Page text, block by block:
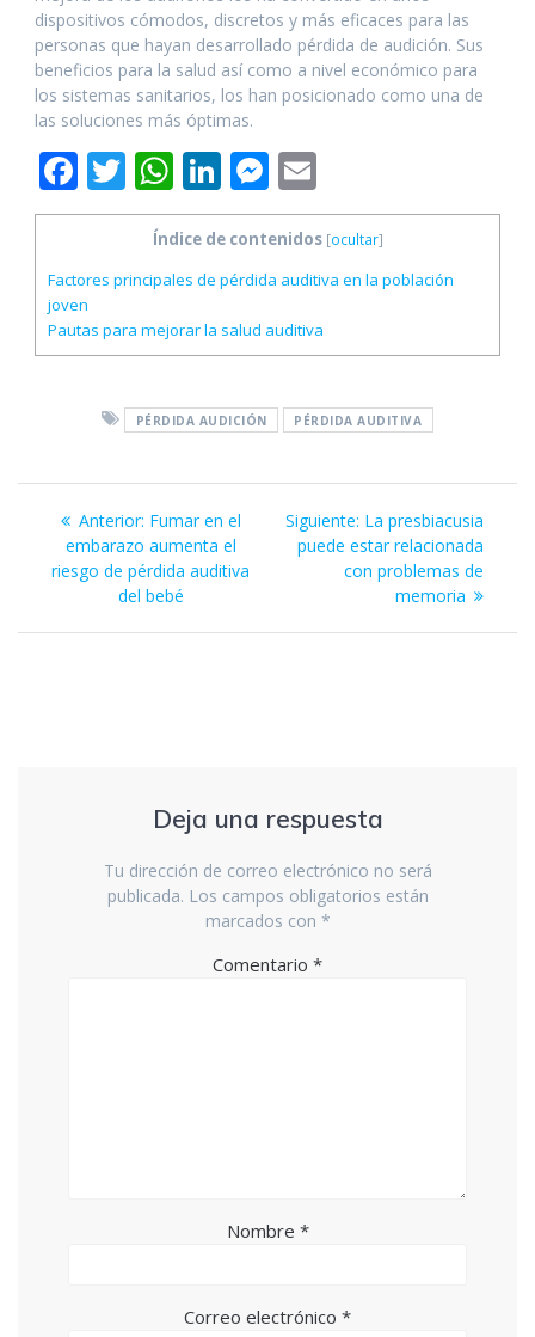
dispositivos cómodos, discretos y más eficaces para las
personas que hayan desarrollado pérdida de audición. Sus
beneficios para la salud así como a nivel económico para
los sistemas sanitarios, los han posicionado como una de
las soluciones más óptimas.
F
ac
b
o
o
T
w
itt
er
W
h
at
s
A
p
p
Li
n
k
e
dI
n
M
e
ss
e
n
g
er
m
ai
l
Índice de contenidos [ocultar]
Factores principales de pérdida auditiva en la población
joven
Pautas para mejorar la salud auditiva
PÉRDIDA AUDICIÓN PÉRDIDA AUDITIVA
Navegación
de
entradas
Anterior: Entrada
anterior:
Fumar en el
embarazo aumenta el
riesgo de pérdida auditiva
del bebé
Siguiente: Siguiente
entrada:
La presbiacusia
puede estar relacionada
con problemas de
memoria
Deja una respuesta
Tu dirección de correo electrónico no será
publicada. Los campos obligatorios están
marcados con *
Comentario *
Nombre *
Correo electrónico *